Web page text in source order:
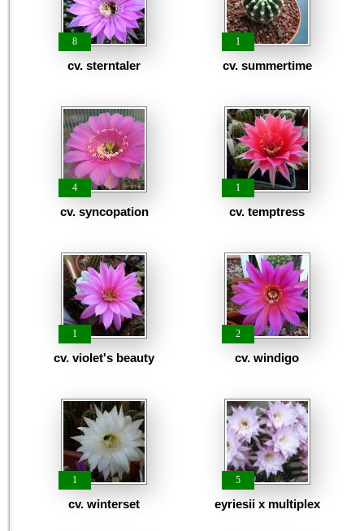
8
cv. sterntaler
1
cv. summertime
4
cv. syncopation
1
cv. temptress
1
cv. violet's beauty
2
cv. windigo
1
cv. winterset
5
eyriesii x multiplex